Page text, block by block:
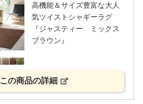
高機能＆サイズ豊富な大人
気ツイストシャギーラグ
『ジャスティー ミックス
ブラウン』
この商品の詳細